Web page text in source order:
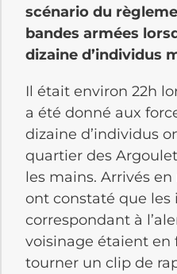
scénario du
bandes armées
dizaine d’individus
Il était environ 22h
a été donné aux
dizaine d’individus
quartier des
les mains. Arrivés
ont constaté que les
correspondant à
voisinage étaient en
tourner un clip de